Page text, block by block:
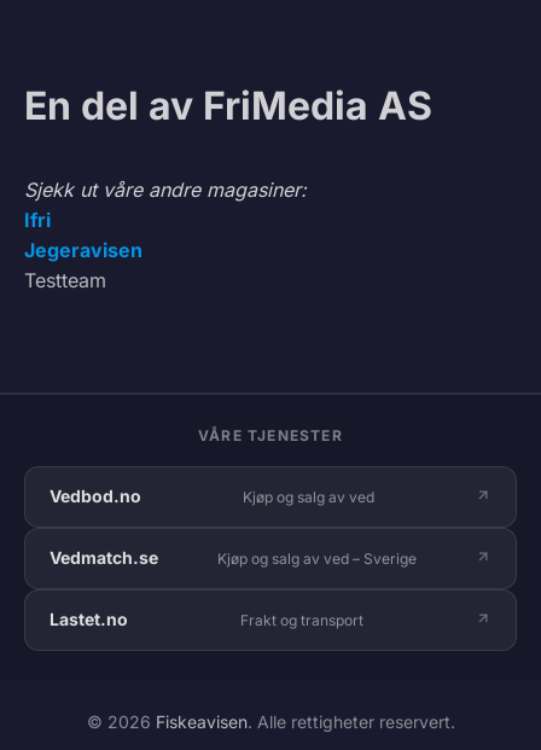
En del av FriMedia AS
Sjekk ut våre andre magasiner:
Ifri
Jegeravisen
Testteam
VÅRE TJENESTER
Vedbod.no Kjøp og salg av ved
Vedmatch.se Kjøp og salg av ved – Sverige
Lastet.no Frakt og transport
© 2026 Fiskeavisen. Alle rettigheter reservert.